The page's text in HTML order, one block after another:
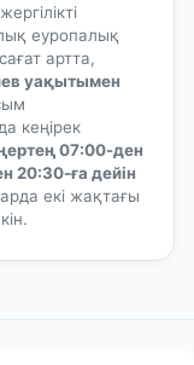
еуропалық
артта,
уақытымен
кеңірек
07:00-ден
20:30-ға дейін
екі жақтағы